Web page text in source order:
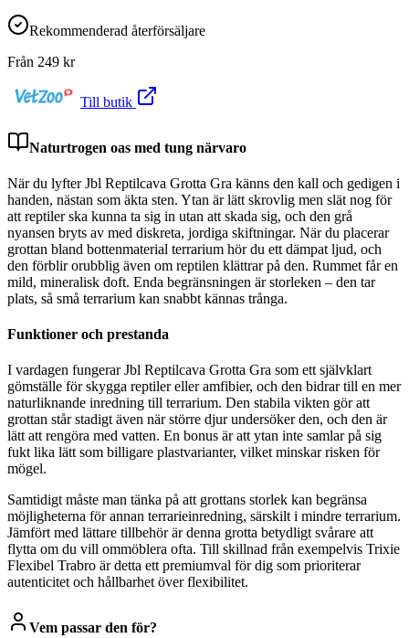
Rekommenderad återförsäljare
Från 249 kr
Till butik
Naturtrogen oas med tung närvaro
När du lyfter Jbl Reptilcava Grotta Gra känns den kall och gedigen i
handen, nästan som äkta sten. Ytan är lätt skrovlig men slät nog för
att reptiler ska kunna ta sig in utan att skada sig, och den grå
nyansen bryts av med diskreta, jordiga skiftningar. När du placerar
grottan bland bottenmaterial terrarium hör du ett dämpat ljud, och
den förblir orubblig även om reptilen klättrar på den. Rummet får en
mild, mineralisk doft. Enda begränsningen är storleken – den tar
plats, så små terrarium kan snabbt kännas trånga.
Funktioner och prestanda
I vardagen fungerar Jbl Reptilcava Grotta Gra som ett självklart
gömställe för skygga reptiler eller amfibier, och den bidrar till en mer
naturliknande inredning till terrarium. Den stabila vikten gör att
grottan står stadigt även när större djur undersöker den, och den är
lätt att rengöra med vatten. En bonus är att ytan inte samlar på sig
fukt lika lätt som billigare plastvarianter, vilket minskar risken för
mögel.
Samtidigt måste man tänka på att grottans storlek kan begränsa
möjligheterna för annan terrarieinredning, särskilt i mindre terrarium.
Jämfört med lättare tillbehör är denna grotta betydligt svårare att
flytta om du vill ommöblera ofta. Till skillnad från exempelvis Trixie
Flexibel Trabro är detta ett premiumval för dig som prioriterar
autenticitet och hållbarhet över flexibilitet.
Vem passar den för?